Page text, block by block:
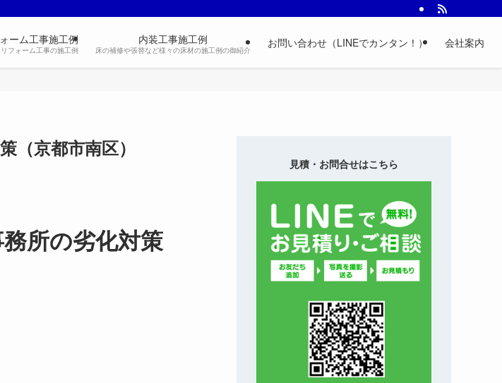
ーム工事施工例
フォーム工事の施工例
内装工事施工例
床の補修や張替など様々の床材の施工例の御紹介
お問い合わせ（LINEでカンタン！） 会社案内
（京都市南区）
所の劣化対策
見積・お問合せはこちら